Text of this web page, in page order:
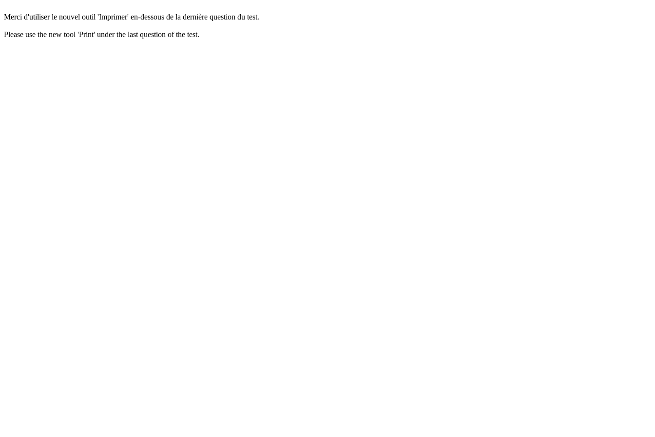
Merci d'utiliser le nouvel outil 'Imprimer' en-dessous de la dernière question du test.
Please use the new tool 'Print' under the last question of the test.